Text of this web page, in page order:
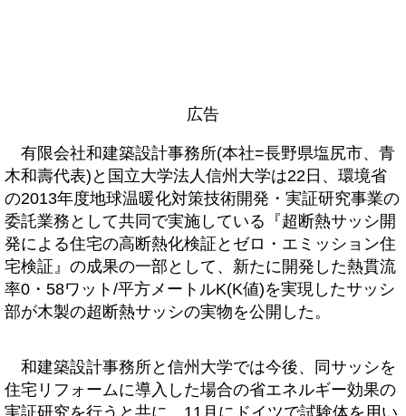
広告
有限会社和建築設計事務所(本社=長野県塩尻市、青
木和壽代表)と国立大学法人信州大学は22日、環境省
の2013年度地球温暖化対策技術開発・実証研究事業の
委託業務として共同で実施している『超断熱サッシ開
発による住宅の高断熱化検証とゼロ・エミッション住
宅検証』の成果の一部として、新たに開発した熱貫流
率0・58ワット/平方メートルK(K値)を実現したサッシ
部が木製の超断熱サッシの実物を公開した。
和建築設計事務所と信州大学では今後、同サッシを
住宅リフォームに導入した場合の省エネルギー効果の
実証研究を行うと共に、11月にドイツで試験体を用い